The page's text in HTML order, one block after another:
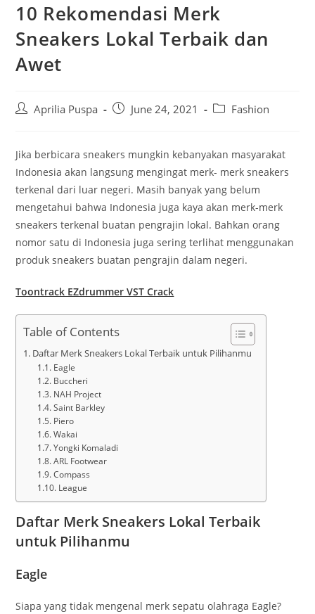
10 Rekomendasi Merk
Sneakers Lokal Terbaik dan
Awet
PostAprilia Puspa
PostJune 24, 2021
PostFashion
Jika berbicara sneakers mungkin kebanyakan masyarakat
Indonesia akan langsung mengingat merk- merk sneakers
terkenal dari luar negeri. Masih banyak yang belum
mengetahui bahwa Indonesia juga kaya akan merk-merk
sneakers terkenal buatan pengrajin lokal. Bahkan orang
nomor satu di Indonesia juga sering terlihat menggunakan
produk sneakers buatan pengrajin dalam negeri.
Toontrack EZdrummer VST Crack
Table of Contents
Daftar Merk Sneakers Lokal Terbaik untuk Pilihanmu
Eagle
Buccheri
NAH Project
Saint Barkley
Piero
Wakai
Yongki Komaladi
ARL Footwear
Compass
League
Daftar Merk Sneakers Lokal Terbaik
untuk Pilihanmu
Eagle
Siapa yang tidak mengenal merk sepatu olahraga Eagle?